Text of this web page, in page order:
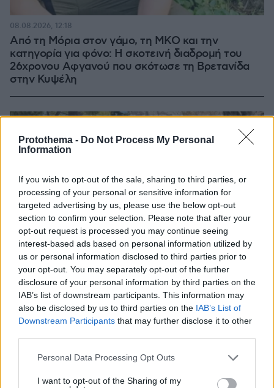
Protothema - Do Not Process My Personal
Information
If you wish to opt-out of the sale, sharing to third parties, or
processing of your personal or sensitive information for
targeted advertising by us, please use the below opt-out
section to confirm your selection. Please note that after your
opt-out request is processed you may continue seeing
interest-based ads based on personal information utilized by
us or personal information disclosed to third parties prior to
your opt-out. You may separately opt-out of the further
disclosure of your personal information by third parties on the
IAB’s list of downstream participants. This information may
also be disclosed by us to third parties on the IAB’s List of
Downstream Participants that may further disclose it to other
Please note that this website/app uses one or more Google
not limited to your visit or usage behaviour. You may click to
Personal Data Processing Opt Outs
I want to opt-out of the Sharing of my
Από τη Μόρια στον γάμο, τη ΜΚΟ και την
κατηγορία για φόνο: Η σκοτεινή διαδρομή του
26χρονου Αφγανού που σκότωσε τη Βρετανίδα
στην Κυψέλη
08.08.2026, 12:18
08.08.2026, 12:40